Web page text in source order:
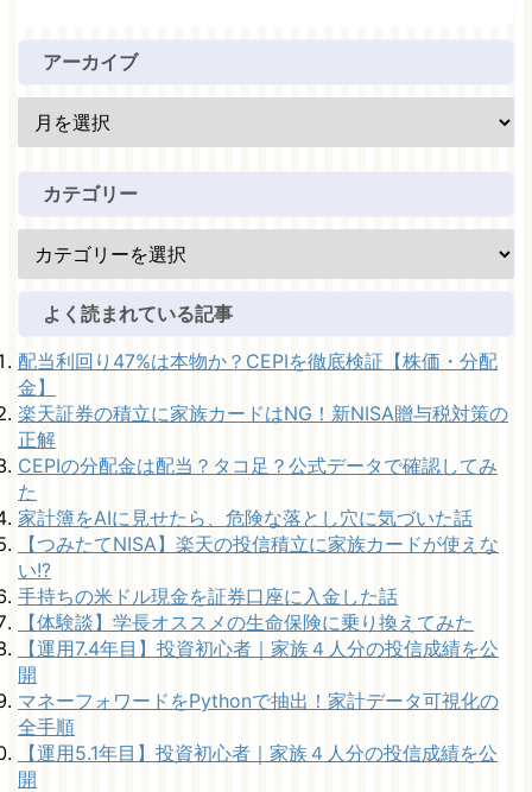
アーカイブ
カテゴリー
よく読まれている記事
配当利回り47%は本物か？CEPIを徹底検証【株価・分配
金】
楽天証券の積立に家族カードはNG！新NISA贈与税対策の
正解
CEPIの分配金は配当？タコ足？公式データで確認してみ
た
家計簿をAIに見せたら、危険な落とし穴に気づいた話
【つみたてNISA】楽天の投信積立に家族カードが使えな
い!?
手持ちの米ドル現金を証券口座に入金した話
【体験談】学長オススメの生命保険に乗り換えてみた
【運用7.4年目】投資初心者｜家族４人分の投信成績を公
開
マネーフォワードをPythonで抽出！家計データ可視化の
全手順
【運用5.1年目】投資初心者｜家族４人分の投信成績を公
開